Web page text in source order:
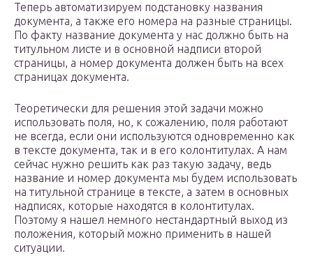
Теперь автоматизируем подстановку названия
документа, а также его номера на разные страницы.
По факту название документа у нас должно быть на
титульном листе и в основной надписи второй
страницы, а номер документа должен быть на всех
страницах документа.
Теоретически для решения этой задачи можно
использовать поля, но, к сожалению, поля работают
не всегда, если они используются одновременно как
в тексте документа, так и в его колонтитулах. А нам
сейчас нужно решить как раз такую задачу, ведь
название и номер документа мы будем использовать
на титульной странице в тексте, а затем в основных
надписях, которые находятся в колонтитулах.
Поэтому я нашел немного нестандартный выход из
положения, который можно применить в нашей
ситуации.